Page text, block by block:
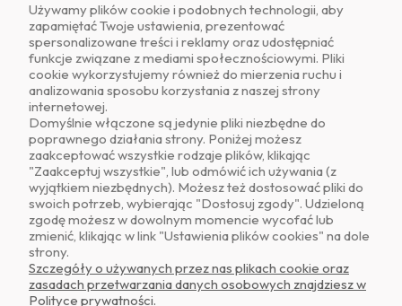
Znajdź nas na
O NAS
OBSŁUGA KLIENTA
POMOC
Używamy plików cookie i podobnych technologii, aby
zapamiętać Twoje ustawienia, prezentować
spersonalizowane treści i reklamy oraz udostępniać
funkcje związane z mediami społecznościowymi. Pliki
cookie wykorzystujemy również do mierzenia ruchu i
analizowania sposobu korzystania z naszej strony
internetowej.
Domyślnie włączone są jedynie pliki niezbędne do
poprawnego działania strony. Poniżej możesz
zaakceptować wszystkie rodzaje plików, klikając
"Zaakceptuj wszystkie", lub odmówić ich używania (z
wyjątkiem niezbędnych). Możesz też dostosować pliki do
swoich potrzeb, wybierając "Dostosuj zgody". Udzieloną
zgodę możesz w dowolnym momencie wycofać lub
zmienić, klikając w link "Ustawienia plików cookies" na dole
strony.
Szczegóły o używanych przez nas plikach cookie oraz
zasadach przetwarzania danych osobowych znajdziesz w
Polityce prywatności.